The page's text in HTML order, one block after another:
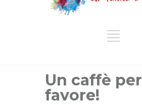
Un caffè per
favore!